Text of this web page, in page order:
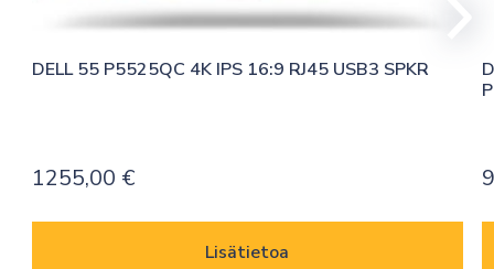
DELL 55 P5525QC 4K IPS 16:9 RJ45 USB3 SPKR
1255,00 €
Lisätietoa